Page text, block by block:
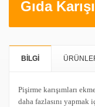
Gıda
BİLGİ
Pişirme karışımları
daha fazlasını yapmak